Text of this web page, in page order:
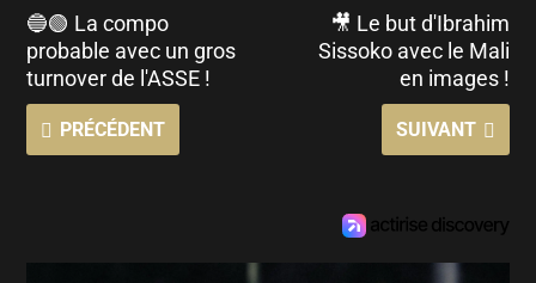
🔵🟢 La compo
probable avec un gros
turnover de l'ASSE !
PRÉCÉDENT
🎥 Le but d'Ibrahim
Sissoko avec le Mali
en images !
SUIVANT